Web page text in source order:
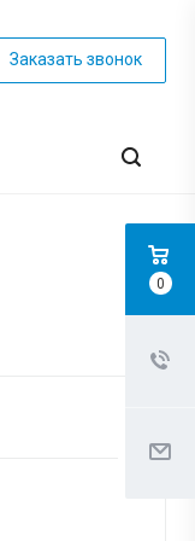
Заказать звонок
0